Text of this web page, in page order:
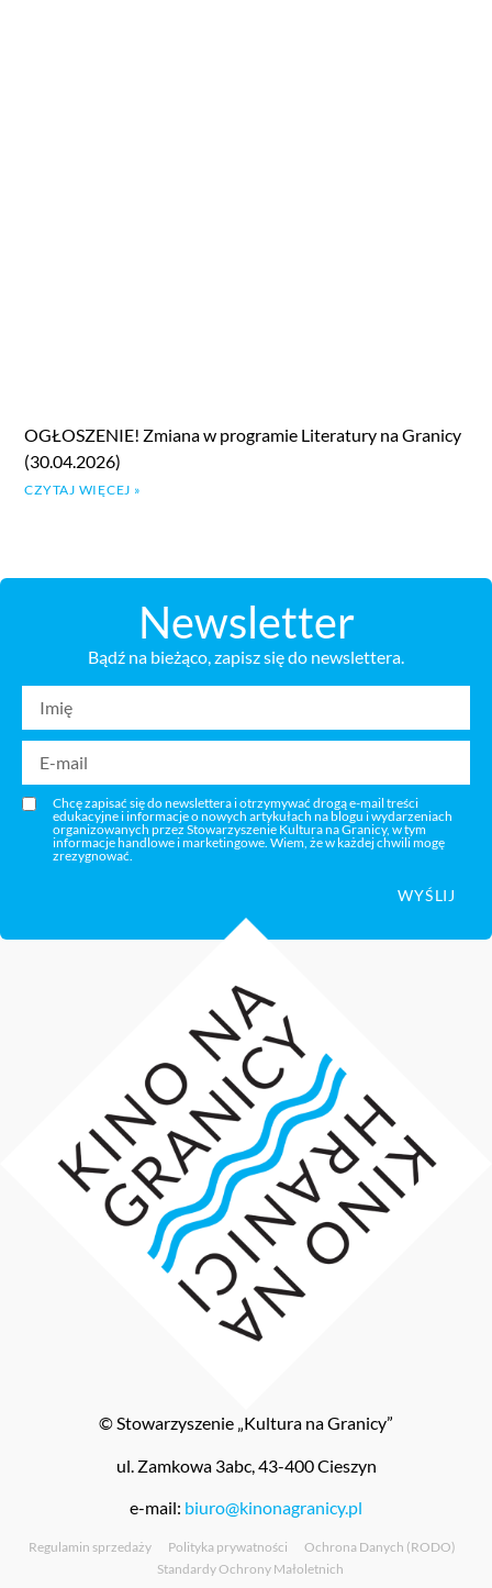
OGŁOSZENIE! Zmiana w programie Literatury na Granicy
(30.04.2026)
CZYTAJ WIĘCEJ »
Newsletter
Bądź na bieżąco, zapisz się do newslettera.
Chcę zapisać się do newslettera i otrzymywać drogą e-mail treści
edukacyjne i informacje o nowych artykułach na blogu i wydarzeniach
organizowanych przez Stowarzyszenie Kultura na Granicy, w tym
informacje handlowe i marketingowe. Wiem, że w każdej chwili mogę
zrezygnować.
WYŚLIJ
© Stowarzyszenie „Kultura na Granicy”
ul. Zamkowa 3abc, 43-400 Cieszyn
e-mail: biuro@kinonagranicy.pl
Regulamin sprzedaży Polityka prywatności
Ochrona Danych (RODO)
Standardy Ochrony Małoletnich